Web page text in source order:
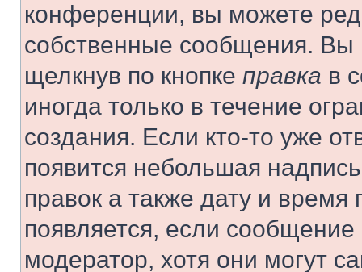
конференции, вы можете
собственные сообщения. Вы
щелкнув по кнопке правка в
иногда только в течение
создания. Если кто-то уже
появится небольшая
правок а также дату и
появляется, если
модератор, хотя они могут